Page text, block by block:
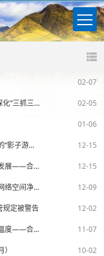
02-07
激发奋进力量 谱写时代华章——甘肃日报推出《深化“三抓三促”行动》特别报道 02-05
01-06
【三抓三促·铸忠诚警魂】公诉破晓 揭露发票背后的“影子游戏”——由合作市检察院提起公诉的合作市首例虚开增值税专用发票案开庭审理 12-15
【三抓三促·铸忠诚警魂】优化营商环境 法治护航发展——合作市人民检察院组织干警赴合作市电子商务公共服务中心开展普法宣传活动 12-15
【三抓三促·铸忠诚警魂】打击网络涉赌犯罪 守护网络空间净土——合作市人民检察院对一起开设赌场案出庭支持公诉 12-09
规定被警告 12-02
【三抓三促·铸忠诚警魂】做实司法救助 传递检察温度——合作市人民检察院举行国家司法救助案件不公开听证会暨司法救助金发放仪式 11-07
10-02